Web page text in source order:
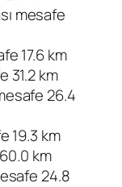
mesafe
17.6 km
31.2 km
26.4
19.3 km
km
24.8